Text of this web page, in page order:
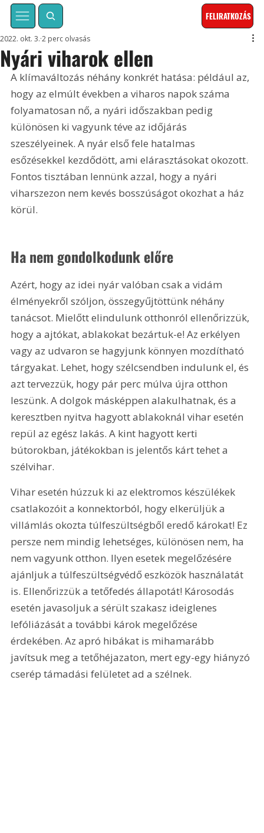
FELIRATKOZÁS
Nyári viharok ellen
2022. okt. 3. 2 perc olvasás
A klímaváltozás néhány konkrét hatása: például az,
hogy az elmúlt években a viharos napok száma
folyamatosan nő, a nyári időszakban pedig
különösen ki vagyunk téve az időjárás
szeszélyeinek. A nyár első fele hatalmas
esőzésekkel kezdődött, ami elárasztásokat okozott.
Fontos tisztában lennünk azzal, hogy a nyári
viharszezon nem kevés bosszúságot okozhat a ház
körül.
Ha nem gondolkodunk előre
Azért, hogy az idei nyár valóban csak a vidám
élményekről szóljon, összegyűjtöttünk néhány
tanácsot. Mielőtt elindulunk otthonról ellenőrizzük,
hogy a ajtókat, ablakokat bezártuk-e! Az erkélyen
vagy az udvaron se hagyjunk könnyen mozdítható
tárgyakat. Lehet, hogy szélcsendben indulunk el, és
azt tervezzük, hogy pár perc múlva újra otthon
leszünk. A dolgok másképpen alakulhatnak, és a
keresztben nyitva hagyott ablakoknál vihar esetén
repül az egész lakás. A kint hagyott kerti
bútorokban, játékokban is jelentős kárt tehet a
szélvihar.
Vihar esetén húzzuk ki az elektromos készülékek
csatlakozóit a konnektorból, hogy elkerüljük a
villámlás okozta túlfeszültségből eredő károkat! Ez
persze nem mindig lehetséges, különösen nem, ha
nem vagyunk otthon. Ilyen esetek megelőzésére
ajánljuk a túlfeszültségvédő eszközök használatát
is. Ellenőrizzük a tetőfedés állapotát! Károsodás
esetén javasoljuk a sérült szakasz ideiglenes
lefóliázását a további károk megelőzése
érdekében. Az apró hibákat is mihamarább
javítsuk meg a tetőhéjazaton, mert egy-egy hiányzó
cserép támadási felületet ad a szélnek.